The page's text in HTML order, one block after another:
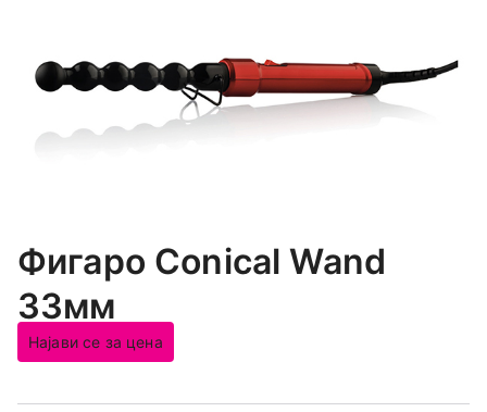
Фигаро Conical Wand
33мм
Најави се за цена